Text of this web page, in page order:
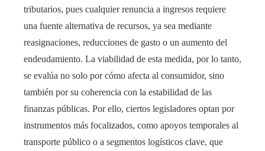
tributarios, pues cualquier renuncia a ingresos requiere
una fuente alternativa de recursos, ya sea mediante
reasignaciones, reducciones de gasto o un aumento del
endeudamiento. La viabilidad de esta medida, por lo tanto,
se evalúa no solo por cómo afecta al consumidor, sino
también por su coherencia con la estabilidad de las
finanzas públicas. Por ello, ciertos legisladores optan por
instrumentos más focalizados, como apoyos temporales al
transporte público o a segmentos logísticos clave, que